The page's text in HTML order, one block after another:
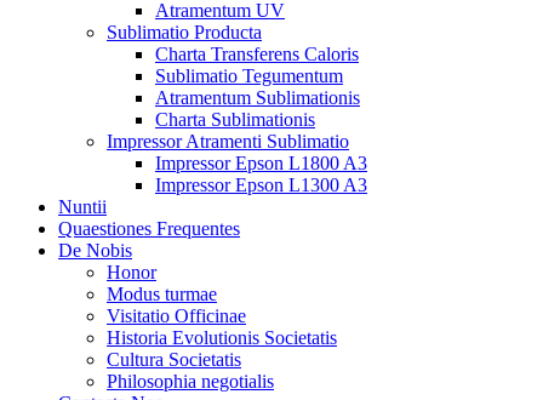
Atramentum UV
Sublimatio Producta
Charta Transferens Caloris
Sublimatio Tegumentum
Atramentum Sublimationis
Charta Sublimationis
Impressor Atramenti Sublimatio
Impressor Epson L1800 A3
Impressor Epson L1300 A3
Nuntii
Quaestiones Frequentes
De Nobis
Honor
Modus turmae
Visitatio Officinae
Historia Evolutionis Societatis
Cultura Societatis
Philosophia negotialis